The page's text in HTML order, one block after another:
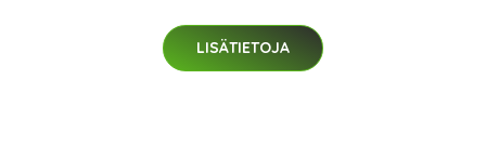
LISÄTIETOJA